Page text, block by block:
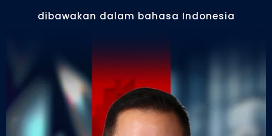
dibawakan dalam bahasa Indonesia​